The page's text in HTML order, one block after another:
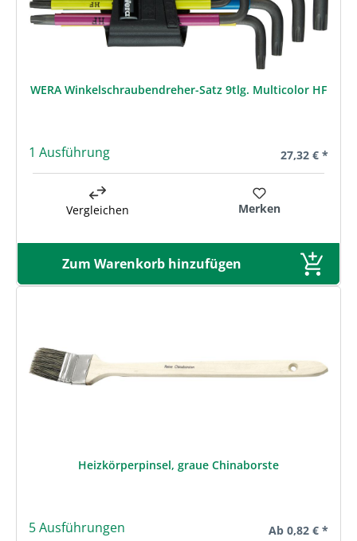
WERA Winkelschraubendreher-Satz 9tlg. Multicolor HF
1 Ausführung Regulärer
27,32 € *
Vergleichen Merken
Zum Warenkorb hinzufügen
Heizkörperpinsel, graue Chinaborste
5 Ausführungen Regulärer Preis:
Ab 0,82 € *